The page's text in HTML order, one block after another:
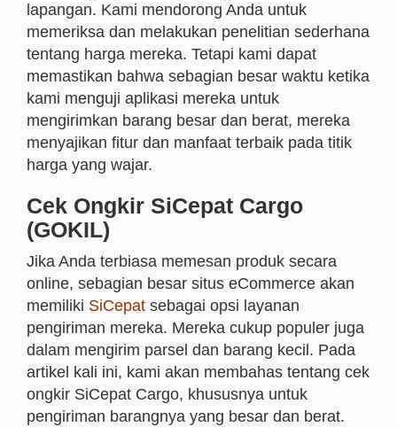
lapangan. Kami mendorong Anda untuk
memeriksa dan melakukan penelitian sederhana
tentang harga mereka. Tetapi kami dapat
memastikan bahwa sebagian besar waktu ketika
kami menguji aplikasi mereka untuk
mengirimkan barang besar dan berat, mereka
menyajikan fitur dan manfaat terbaik pada titik
harga yang wajar.
Cek Ongkir SiCepat Cargo
(GOKIL)
Jika Anda terbiasa memesan produk secara
online, sebagian besar situs eCommerce akan
memiliki SiCepat sebagai opsi layanan
pengiriman mereka. Mereka cukup populer juga
dalam mengirim parsel dan barang kecil. Pada
artikel kali ini, kami akan membahas tentang cek
ongkir SiCepat Cargo, khususnya untuk
pengiriman barangnya yang besar dan berat.